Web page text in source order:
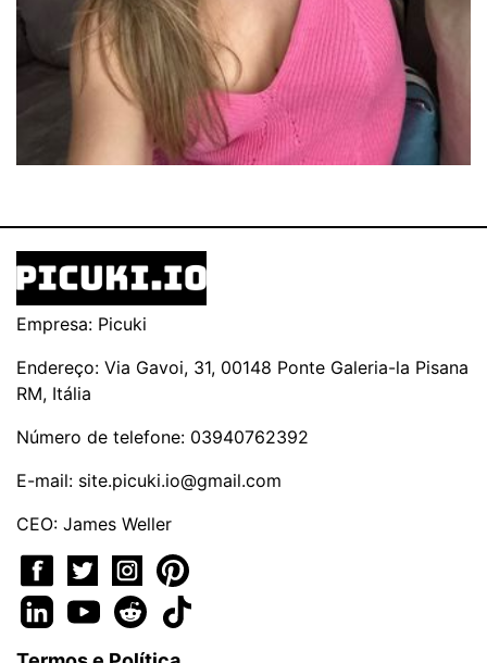
Empresa: Picuki
Endereço: Via Gavoi, 31, 00148 Ponte Galeria-la Pisana
RM, Itália
Número de telefone: 03940762392
E-mail: site.picuki.io@gmail.com
CEO: James Weller